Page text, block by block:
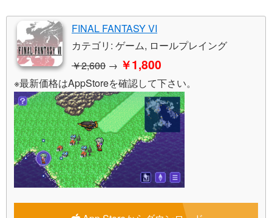
FINAL FANTASY VI
カテゴリ: ゲーム, ロールプレイング
￥2,600 → ￥1,800
※最新価格はAppStoreを確認して下さい。